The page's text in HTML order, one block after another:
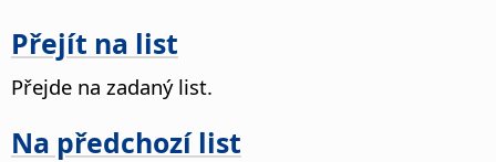
Přejít na list
Přejde na zadaný list.
Na předchozí list